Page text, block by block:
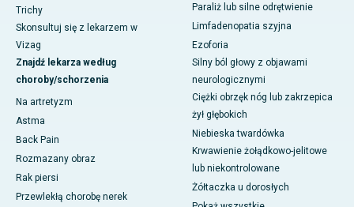
Trichy
Skonsultuj się z lekarzem w
Vizag
Znajdź lekarza według
choroby/schorzenia
Na artretyzm
Astma
Back Pain
Rozmazany obraz
Rak piersi
Przewlekłą chorobę nerek
Paraliż lub silne odrętwienie
Limfadenopatia szyjna
Ezoforia
Silny ból głowy z objawami
neurologicznymi
Ciężki obrzęk nóg lub zakrzepica
żył głębokich
Niebieska twardówka
Krwawienie żołądkowo-jelitowe
lub niekontrolowane
Żółtaczka u dorosłych